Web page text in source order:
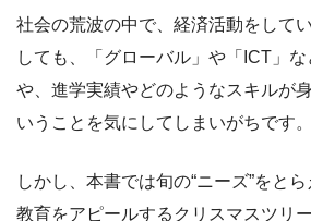
社会の荒波の中で、経済活動をして
しても、「グローバル」や「ICT」
や、進学実績やどのようなスキルが
いうことを気にしてしまいがちです。
しかし、本書では旬の“ニーズ”をと
教育をアピールするクリスマスツリ